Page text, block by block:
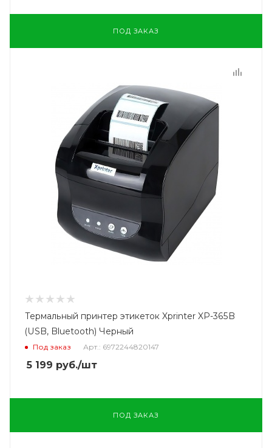
ПОД ЗАКАЗ
Термальный принтер этикеток Xprinter XP-365B
(USB, Bluetooth) Черный
Под заказ Арт.: 6972244820147
5 199 руб./шт
ПОД ЗАКАЗ